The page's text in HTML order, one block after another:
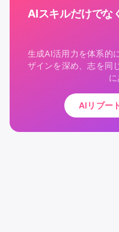
AIスキルだけでな
生成AI活用力を体系的
ザインを深め、志を同
に
AIリブー